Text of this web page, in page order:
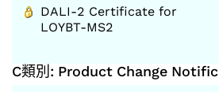
DALI-2 Certificate for
LOYBT-MS2
C類別: Product Change